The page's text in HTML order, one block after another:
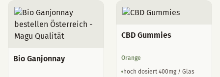
Bio Ganjonnay
CBD Gummies
Orange
hoch dosiert 400mg / Glas